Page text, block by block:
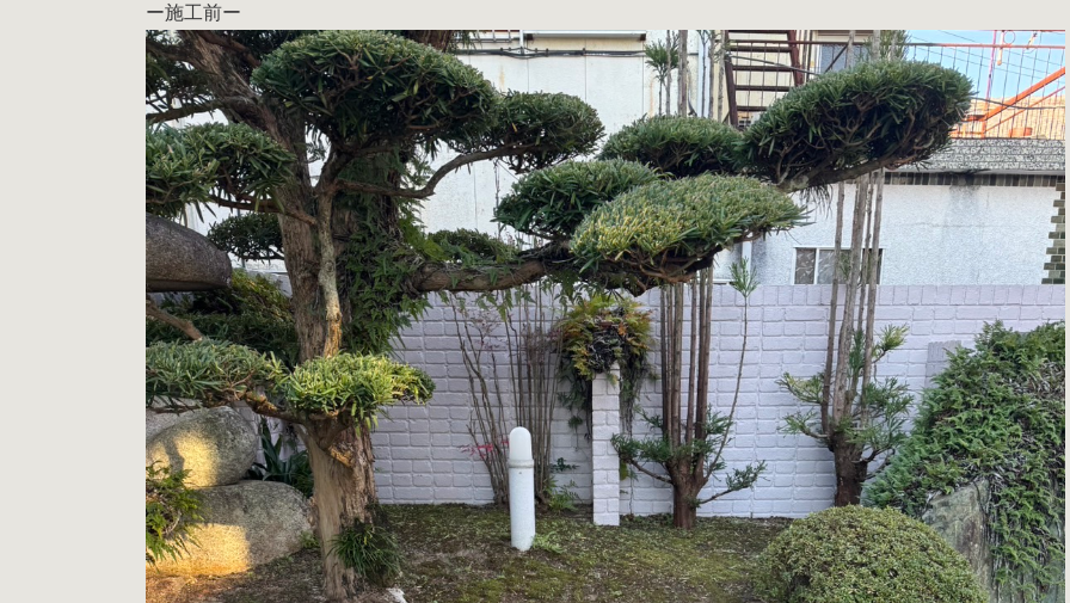
ー施工前ー